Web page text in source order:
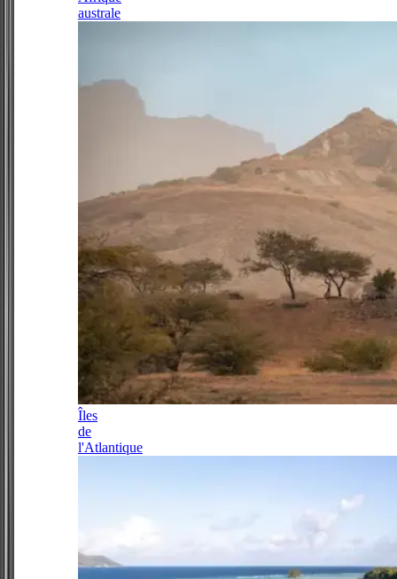
australe
Îles
de
l'Atlantique